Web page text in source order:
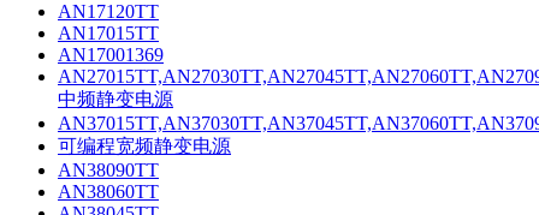
AN17120TT
AN17015TT
AN17001369
中频静变电源
可编程宽频静变电源
AN38090TT
AN38060TT